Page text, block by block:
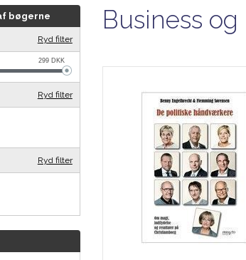
bøgerne
Ryd filter
299 DKK
Ryd filter
Ryd filter
Business